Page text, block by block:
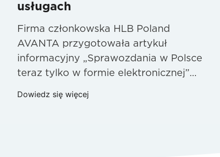
usługach
Firma członkowska HLB Poland
AVANTA przygotowała artykuł
informacyjny „Sprawozdania w Polsce
teraz tylko w formie elektronicznej”…
Dowiedz się więcej